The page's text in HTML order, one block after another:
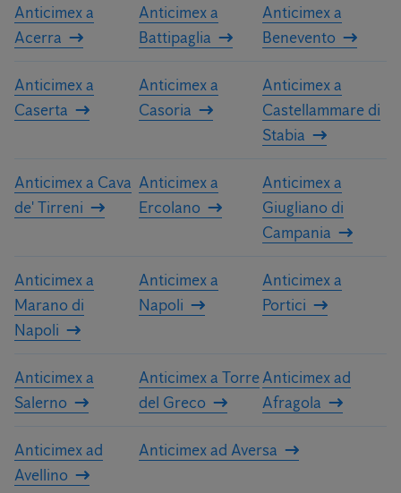
Anticimex a
Acerra
Anticimex a
Battipaglia
Anticimex a
Benevento
Anticimex a
Caserta
Anticimex a
Casoria
Anticimex a
Castellammare di
Stabia
Anticimex a Cava
de' Tirreni
Anticimex a
Ercolano
Anticimex a
Giugliano di
Campania
Anticimex a
Marano di
Napoli
Anticimex a
Napoli
Anticimex a
Portici
Anticimex a
Salerno
Anticimex a Torre
del Greco
Anticimex ad
Afragola
Anticimex ad
Avellino
Anticimex ad Aversa